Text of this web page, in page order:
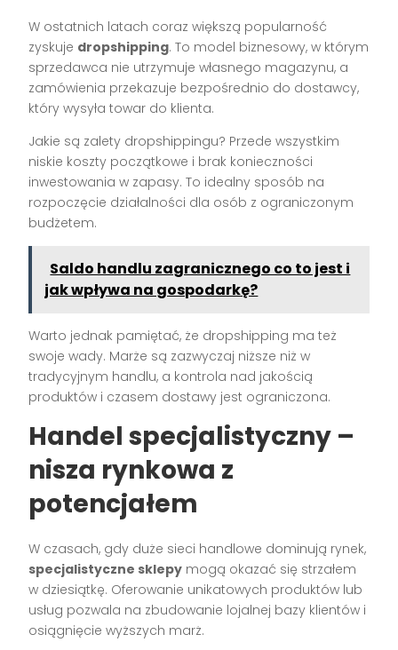
W ostatnich latach coraz większą popularność
zyskuje dropshipping. To model biznesowy, w którym
sprzedawca nie utrzymuje własnego magazynu, a
zamówienia przekazuje bezpośrednio do dostawcy,
który wysyła towar do klienta.
Jakie są zalety dropshippingu? Przede wszystkim
niskie koszty początkowe i brak konieczności
inwestowania w zapasy. To idealny sposób na
rozpoczęcie działalności dla osób z ograniczonym
budżetem.
Saldo handlu zagranicznego co to jest i
jak wpływa na gospodarkę?
Warto jednak pamiętać, że dropshipping ma też
swoje wady. Marże są zazwyczaj niższe niż w
tradycyjnym handlu, a kontrola nad jakością
produktów i czasem dostawy jest ograniczona.
Handel specjalistyczny –
nisza rynkowa z
potencjałem
W czasach, gdy duże sieci handlowe dominują rynek,
specjalistyczne sklepy mogą okazać się strzałem
w dziesiątkę. Oferowanie unikatowych produktów lub
usług pozwala na zbudowanie lojalnej bazy klientów i
osiągnięcie wyższych marż.